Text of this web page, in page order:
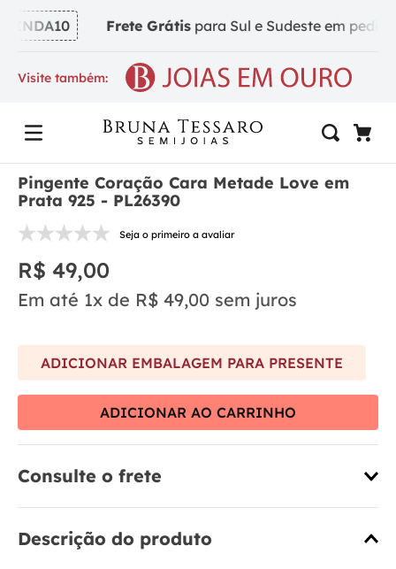
Frete Grátispara Sul e Sudeste em
Visite também:
Pingente Coração Cara Metade Love em
Prata 925 - PL26390
Seja o primeiro a avaliar
R$ 49,00
Em até 1x de R$ 49,00 sem juros
ADICIONAR EMBALAGEM PARA PRESENTE
ADICIONAR AO CARRINHO
Consulte o frete
Descrição do produto